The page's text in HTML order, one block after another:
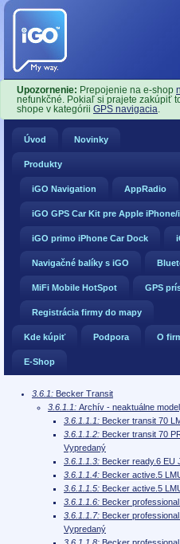
Upozornenie: Prepojenie na e-shop
nefunkčné. Pokiaľ si prajete zakúpiť
shope v kategórii GPS navigacia.
Úvod Novinky
Produkty
iGO Navigation AppRadio
iGO GPS Car Kit pre Apple iPhone/
iGO primo iPhone Car Dock
Navigačné balíky s iGO
MiFi Mobile HotSpot GPS
Registrácia firmy do mapy
Kde kúpiť Podpora O
E-Shop
3.6.1: Becker Transit
3.6.1.1: Archív - neaktuálne
3.6.1.1.1: Becker transit 70
3.6.1.1.2: Becker transit 70
Vypredaný
3.6.1.1.3: Becker ready.6 EU
3.6.1.1.4: Becker active.5
3.6.1.1.5: Becker active.5
3.6.1.1.6: Becker
3.6.1.1.7: Becker
Vypredaný